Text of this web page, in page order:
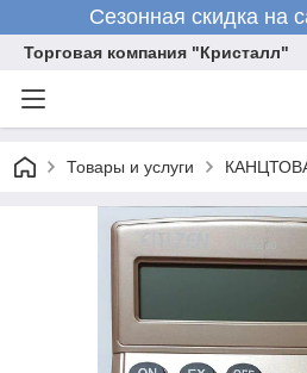
Сезонная скидка на
Торговая компания "Кристалл"
Товары и услуги